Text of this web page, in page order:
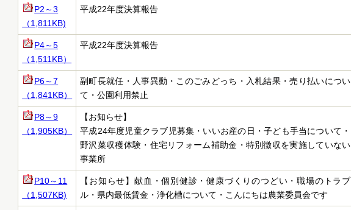
P2～3
（1,811KB)
平成22年度決算報告
P4～5
（1,511KB）
平成22年度決算報告
P6～7
（1,841KB）
副町長就任・人事異動・このごみどっち・入札結果・売り払いについ
て・公園利用禁止
P8～9
（1,905KB）
【お知らせ】
平成24年度児童クラブ児募集・いいお産の日・子ども手当について・
野沢菜収穫体験・住宅リフォーム補助金・特別徴収を実施していない
事業所
P10～11
（1,507KB)
【お知らせ】献血・個別健診・健康づくりのつどい・職場のトラブ
ル・県内最低賃金・浄化槽について・こんにちは農業委員会です